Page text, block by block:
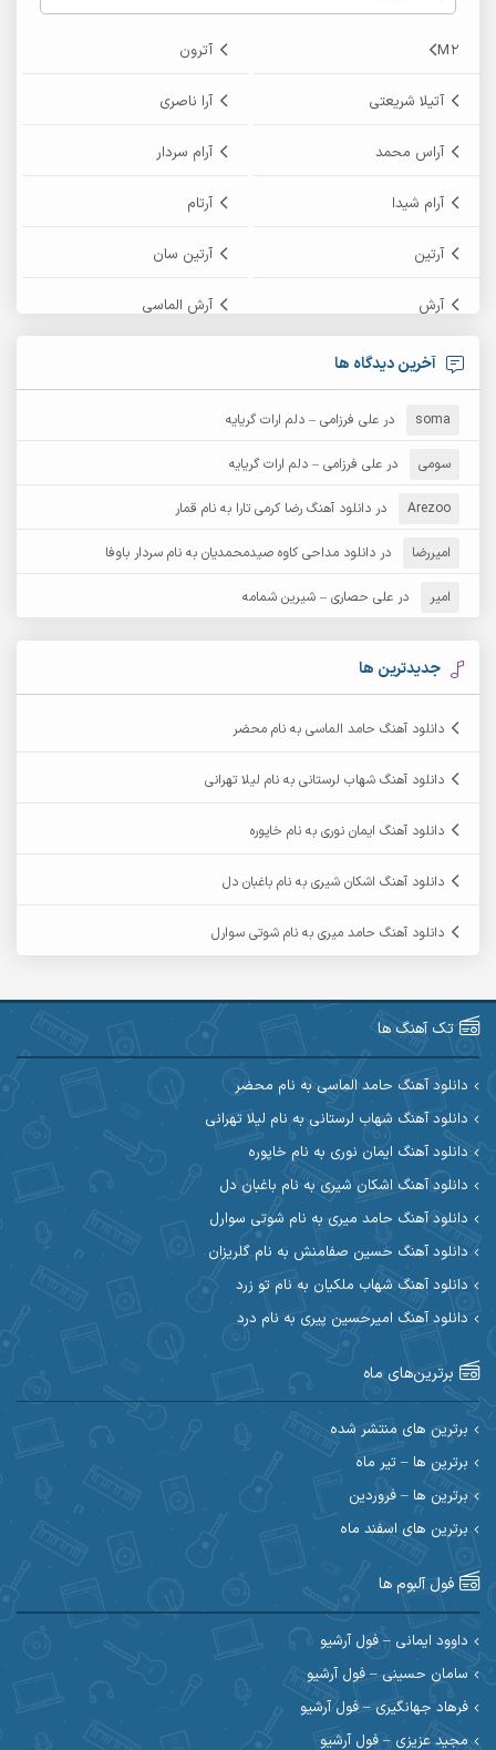
M2 آترون
آتیلا شریعتی آرا ناصری
آراس محمد آرام سردار
آرام شیدا آرتام
آرتین آرتین سان
آرش آرش الماسی
آرش امامی
آرش دی جی 2
آرش عثمان
آرش مبهم آرش مستشیری
آرش مهرابی آرش نظری
آرشام
آرکاداش
آرین صیادی
آرین مریدی
آوات بوکانی آوات یگانه
آیت احمدنژاد
ابراهیم شمس ابوالحسن جاویدان
ابی حسینی
احسان آیینفر احسان اصغری
احسان امیدوار
احسان حیدری احسان دریادل
احسان رمضانی احسان علیانی
احسان کریمی احسان کمری
احسان مرادیان احمد اسلامی
احمد بیرانوند
احمد صحراییان
احمد نازدار احمد نوریان
آخرین دیدگاه ها
soma در علی فرزامی – دلم ارات گریایه
سومی در علی فرزامی – دلم ارات گریایه
Arezoo در دانلود آهنگ رضا کرمی تارا به نام قمار
امیررضا در دانلود مداحی کاوه صیدمحمدیان به نام سردار باوفا
امیر در علی حصاری – شیرین شمامه
جدیدترین ها
دانلود آهنگ حامد الماسی به نام محضر
دانلود آهنگ شهاب لرستانی به نام لیلا تهرانی
دانلود آهنگ ایمان نوری به نام خاپوره
دانلود آهنگ اشکان شیری به نام باغبان دل
دانلود آهنگ حامد میری به نام شوتی سوارل
تک آهنگ ها
دانلود آهنگ حامد الماسی به نام محضر
دانلود آهنگ شهاب لرستانی به نام لیلا تهرانی
دانلود آهنگ ایمان نوری به نام خاپوره
دانلود آهنگ اشکان شیری به نام باغبان دل
دانلود آهنگ حامد میری به نام شوتی سوارل
دانلود آهنگ حسین صفامنش به نام گلریزان
دانلود آهنگ شهاب ملکیان به نام تو زرد
دانلود آهنگ امیرحسین پیری به نام درد
برترین‌های ماه
برترین های منتشر شده
برترین ها – تیر ماه
برترین ها – فروردین
برترین های اسفند ماه
فول آلبوم ها
داوود ایمانی – فول آرشیو
سامان حسینی – فول آرشیو
فرهاد جهانگیری – فول آرشیو
مجید عزیزی – فول آرشیو